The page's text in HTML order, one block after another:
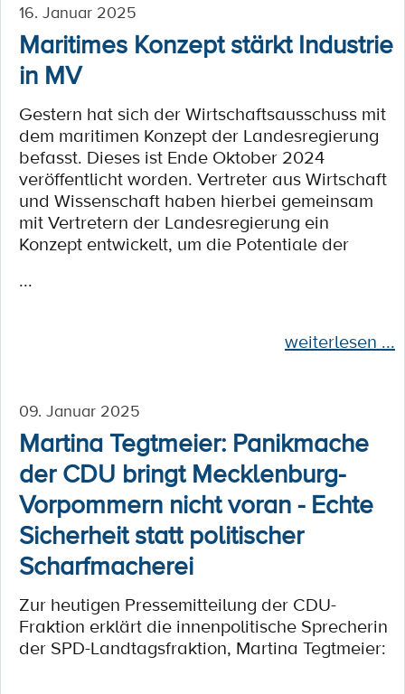
16. Januar 2025
Maritimes Konzept stärkt Industrie
in MV
Gestern hat sich der Wirtschaftsausschuss mit
dem maritimen Konzept der Landesregierung
befasst. Dieses ist Ende Oktober 2024
veröffentlicht worden. Vertreter aus Wirtschaft
und Wissenschaft haben hierbei gemeinsam
mit Vertretern der Landesregierung ein
Konzept entwickelt, um die Potentiale der
...
weiterlesen ...
09. Januar 2025
Martina Tegtmeier: Panikmache
der CDU bringt Mecklenburg-
Vorpommern nicht voran - Echte
Sicherheit statt politischer
Scharfmacherei
Zur heutigen Pressemitteilung der CDU-
Fraktion erklärt die innenpolitische Sprecherin
der SPD-Landtagsfraktion, Martina Tegtmeier: